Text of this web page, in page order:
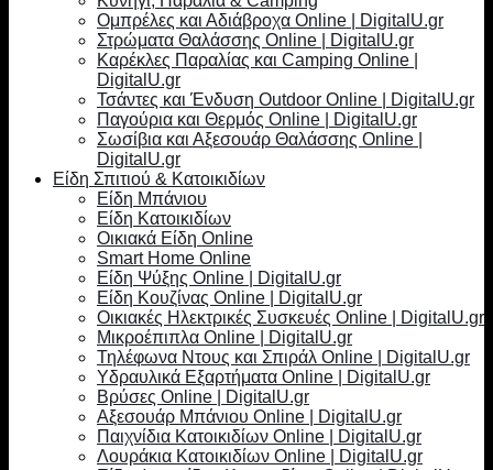
Ομπρέλες και Αδιάβροχα Online | DigitalU.gr
Στρώματα Θαλάσσης Online | DigitalU.gr
Καρέκλες Παραλίας και Camping Online |
DigitalU.gr
Τσάντες και Ένδυση Outdoor Online | DigitalU.gr
Παγούρια και Θερμός Online | DigitalU.gr
Σωσίβια και Αξεσουάρ Θαλάσσης Online |
DigitalU.gr
Είδη Σπιτιού & Κατοικιδίων
Είδη Μπάνιου
Είδη Κατοικιδίων
Οικιακά Είδη Online
Smart Home Online
Είδη Ψύξης Online | DigitalU.gr
Είδη Κουζίνας Online | DigitalU.gr
Οικιακές Ηλεκτρικές Συσκευές Online | DigitalU.gr
Μικροέπιπλα Online | DigitalU.gr
Τηλέφωνα Ντους και Σπιράλ Online | DigitalU.gr
Υδραυλικά Εξαρτήματα Online | DigitalU.gr
Βρύσες Online | DigitalU.gr
Αξεσουάρ Μπάνιου Online | DigitalU.gr
Παιχνίδια Κατοικιδίων Online | DigitalU.gr
Λουράκια Κατοικιδίων Online | DigitalU.gr